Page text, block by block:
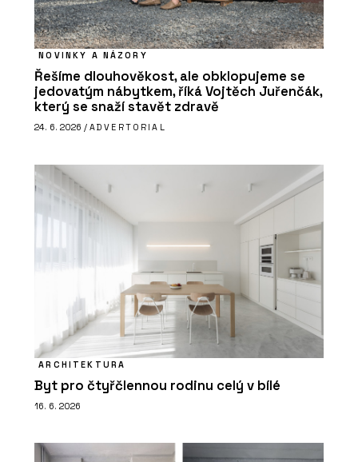
NOVINKY A NÁZORY
Řešíme dlouhověkost, ale obklopujeme se
jedovatým nábytkem, říká Vojtěch Juřenčák,
který se snaží stavět zdravě
24. 6. 2026 / ADVERTORIAL
ARCHITEKTURA
Byt pro čtyřčlennou rodinu celý v bílé
16. 6. 2026